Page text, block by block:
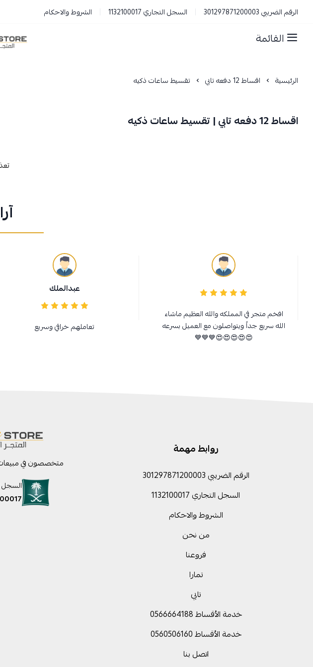
الرقم الضريبي 301297871200003 السجل التجاري 1132100017 الشروط والاحكام
القائمة
الرئيسية اقساط 12 دفعه تابي تقسيط ساعات ذكيه
اقساط 12 دفعه تابي | تقسيط ساعات ذكيه
افخم متجر في المملكه والله العظيم ماشاء
الله سريع جداً ويتواصلون مع العميل بسرعه
😍😍😍😍😍💙💙💙
عبدالملك
تعاملهم خرافي وسريع
روابط مهمة
الرقم الضريبي 301297871200003
السجل التجاري 1132100017
الشروط والاحكام
من نحن
فروعنا
تمارا
تابي
خدمة الأقساط 0566664188
خدمة الأقساط 0560506160
اتصل بنا
متخصصون في مبيعات
السجل